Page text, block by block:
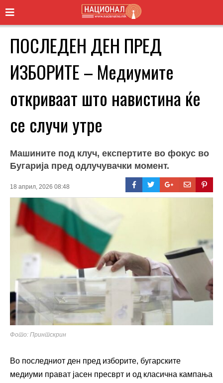
ПОСЛЕДЕН ДЕН ПРЕД
ИЗБОРИТЕ – Медиумите
откриваат што навистина ќе
се случи утре
Машините под клуч, експертите во фокус во
Бугарија пред одлучувачки момент.
18 април, 2026 08:48
Фото: Принтскрин
Во последниот ден пред изборите, бугарските
медиуми прават јасен пресврт и од класична кампања